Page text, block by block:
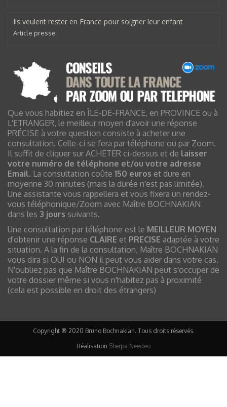
Ils veulent rester en France pour soigner leur enfant
Article presse
Que vous habitiez en ÎLE-DE-FRANCE, en PROVINCE ou à
L'ETRANGER, le meilleur moyen d'avoir une réponse
PRÉCISE à votre question consiste à acheter une
consultation. Celle-ci se fera par téléphone ou par Zoom.
Il suffit de cliquer sur ACHETER ci-dessus et de laisser
votre numéro de téléphone et/ou votre adresse
Email. La consultation coûte 150 euros et dure en
moyenne 30 minutes (mais la durée n'est pas limitée).
Une assistante vous rappellera et vous fixera un rendez-
vous téléphonique/Zoom avec Maître BOCHNAKIAN
dans les 3 jours suivants.
Une consultation par téléphone est le MEILLEUR MOYEN
d'obtenir une réponse CLAIRE et PRECISE adaptée à votre
situation. A la fin de la consultation, Maître BOCHNAKIAN
vous dira si OUI ou NON il peut vous aider dans votre cas.
N'oubliez pas que Maître BOCHNAKIAN peut s'occuper de
votre dossier même si vous n'habitez pas à proximité
(cela est possible en droit des étrangers)
Copyright ® 2020 Bruno Bochnakian. Tous droits réservés.
Réalisation Sherpa Needeo